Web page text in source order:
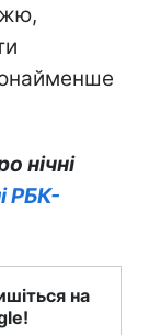
нічні
РБК-
на